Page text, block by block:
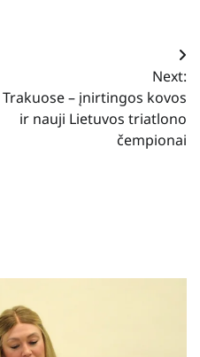
Next:
Trakuose – įnirtingos kovos
ir nauji Lietuvos triatlono
čempionai